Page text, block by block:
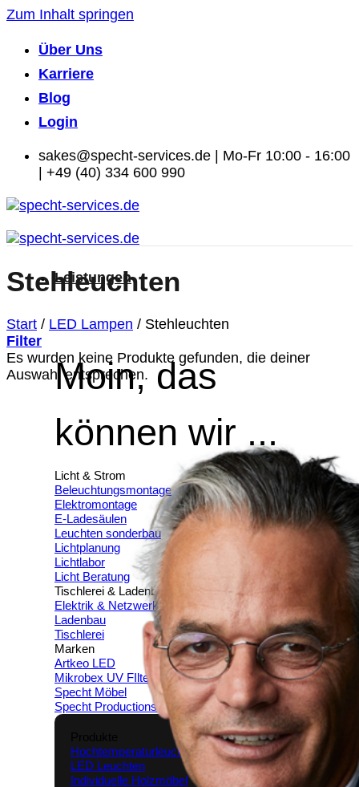
Zum Inhalt springen
Über Uns
Karriere
Blog
Login
sakes@specht-services.de | Mo-Fr 10:00 - 16:00
| +49 (40) 334 600 990
Leistungen
Moin, das
können wir ...
Licht & Strom
Beleuchtungsmontage
Elektromontage
E-Ladesäulen
Leuchten sonderbau
Lichtplanung
Lichtlabor
Licht Beratung
Tischlerei & Ladenbau
Elektrik & Netzwerk
Ladenbau
Tischlerei
Marken
Artkeo LED
Mikrobex UV FIlter
Specht Möbel
Specht Productions
Hochtemperaturleuchten
LED Leuchten
Individuelle Holzmöbel
Stehleuchten
Start / LED Lampen / Stehleuchten
Filter
Es wurden keine Produkte gefunden, die deiner
Auswahl entsprechen.